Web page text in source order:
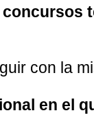
con la
en el